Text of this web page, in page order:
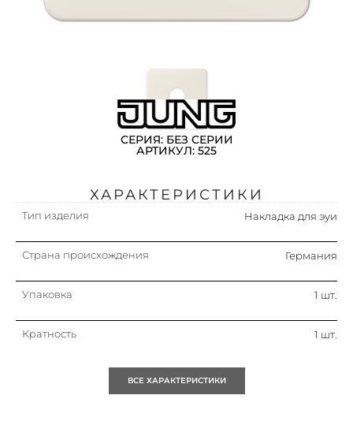
СЕРИЯ: БЕЗ СЕРИИ
АРТИКУЛ: 525
ХАРАКТЕРИСТИКИ
Тип изделия Накладка для эуи
Страна происхождения Германия
Упаковка 1 шт.
Кратность 1 шт.
ВСЕ ХАРАКТЕРИСТИКИ